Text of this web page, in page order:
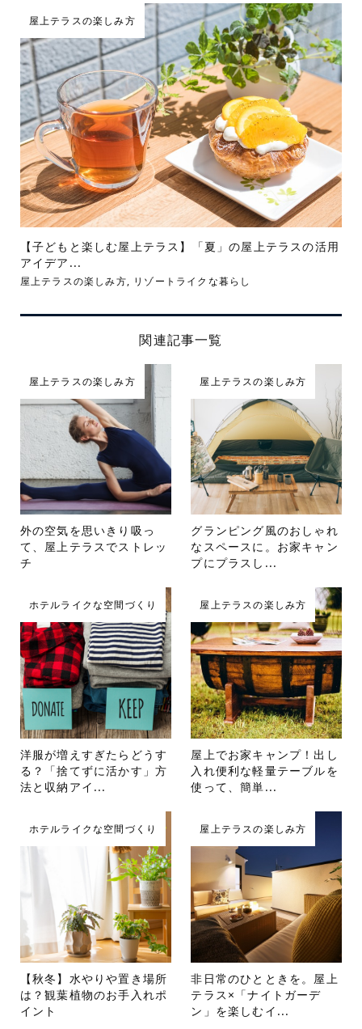
屋上テラスの楽しみ方
【子どもと楽しむ屋上テラス】「夏」の屋上テラスの活用
アイデア...
屋上テラスの楽しみ方, リゾートライクな暮らし
関連記事一覧
屋上テラスの楽しみ方
外の空気を思いきり吸っ
て、屋上テラスでストレッ
チ
屋上テラスの楽しみ方
グランピング風のおしゃれ
なスペースに。お家キャン
プにプラスし...
ホテルライクな空間づくり
洋服が増えすぎたらどうす
る？「捨てずに活かす」方
法と収納アイ...
屋上テラスの楽しみ方
屋上でお家キャンプ！出し
入れ便利な軽量テーブルを
使って、簡単...
ホテルライクな空間づくり
【秋冬】水やりや置き場所
は？観葉植物のお手入れポ
イント
屋上テラスの楽しみ方
非日常のひとときを。屋上
テラス×「ナイトガーデ
ン」を楽しむイ...